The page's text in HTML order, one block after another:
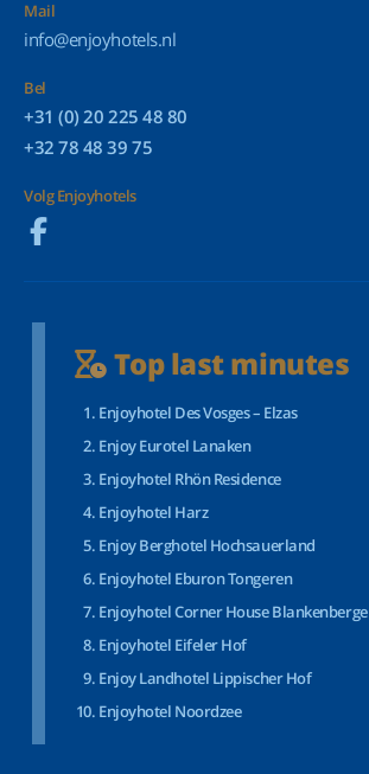
Mail
info@enjoyhotels.nl
Bel
+31 (0) 20 225 48 80
+32 78 48 39 75
Volg Enjoyhotels
Top last minutes
Enjoyhotel Des Vosges – Elzas
Enjoy Eurotel Lanaken
Enjoyhotel Rhön Residence
Enjoyhotel Harz
Enjoy Berghotel Hochsauerland
Enjoyhotel Eburon Tongeren
Enjoyhotel Corner House Blankenberge
Enjoyhotel Eifeler Hof
Enjoy Landhotel Lippischer Hof
Enjoyhotel Noordzee